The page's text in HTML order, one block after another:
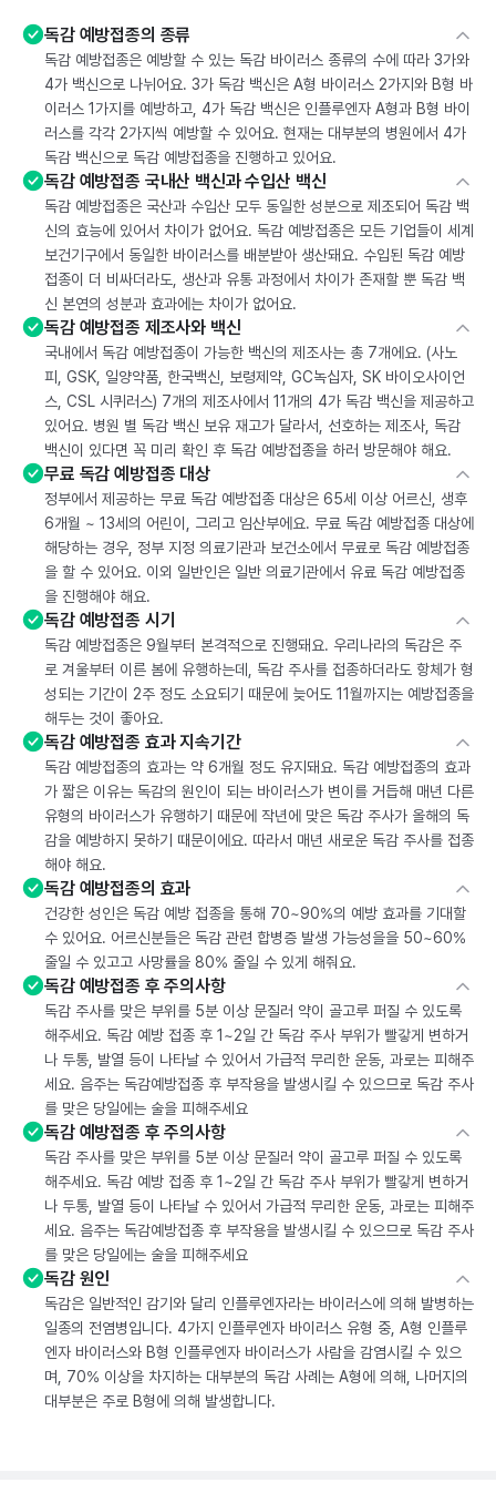
독감 예방접종의 종류
독감 예방접종은 예방할 수 있는 독감 바이러스 종류의 수에 따라 3가와
4가 백신으로 나뉘어요. 3가 독감 백신은 A형 바이러스 2가지와 B형 바
이러스 1가지를 예방하고, 4가 독감 백신은 인플루엔자 A형과 B형 바이
러스를 각각 2가지씩 예방할 수 있어요. 현재는 대부분의 병원에서 4가
독감 백신으로 독감 예방접종을 진행하고 있어요.
독감 예방접종 국내산 백신과 수입산 백신
독감 예방접종은 국산과 수입산 모두 동일한 성분으로 제조되어 독감 백
신의 효능에 있어서 차이가 없어요. 독감 예방접종은 모든 기업들이 세계
보건기구에서 동일한 바이러스를 배분받아 생산돼요. 수입된 독감 예방
접종이 더 비싸더라도, 생산과 유통 과정에서 차이가 존재할 뿐 독감 백
신 본연의 성분과 효과에는 차이가 없어요.
독감 예방접종 제조사와 백신
국내에서 독감 예방접종이 가능한 백신의 제조사는 총 7개에요. (사노
피, GSK, 일양약품, 한국백신, 보령제약, GC녹십자, SK 바이오사이언
스, CSL 시퀴러스) 7개의 제조사에서 11개의 4가 독감 백신을 제공하고
있어요. 병원 별 독감 백신 보유 재고가 달라서, 선호하는 제조사, 독감
백신이 있다면 꼭 미리 확인 후 독감 예방접종을 하러 방문해야 해요.
무료 독감 예방접종 대상
정부에서 제공하는 무료 독감 예방접종 대상은 65세 이상 어르신, 생후
6개월 ~ 13세의 어린이, 그리고 임산부에요. 무료 독감 예방접종 대상에
해당하는 경우, 정부 지정 의료기관과 보건소에서 무료로 독감 예방접종
을 할 수 있어요. 이외 일반인은 일반 의료기관에서 유료 독감 예방접종
을 진행해야 해요.
독감 예방접종 시기
독감 예방접종은 9월부터 본격적으로 진행돼요. 우리나라의 독감은 주
로 겨울부터 이른 봄에 유행하는데, 독감 주사를 접종하더라도 항체가 형
성되는 기간이 2주 정도 소요되기 때문에 늦어도 11월까지는 예방접종을
해두는 것이 좋아요.
독감 예방접종 효과 지속기간
독감 예방접종의 효과는 약 6개월 정도 유지돼요. 독감 예방접종의 효과
가 짧은 이유는 독감의 원인이 되는 바이러스가 변이를 거듭해 매년 다른
유형의 바이러스가 유행하기 때문에 작년에 맞은 독감 주사가 올해의 독
감을 예방하지 못하기 때문이에요. 따라서 매년 새로운 독감 주사를 접종
해야 해요.
독감 예방접종의 효과
건강한 성인은 독감 예방 접종을 통해 70~90%의 예방 효과를 기대할
수 있어요. 어르신분들은 독감 관련 합병증 발생 가능성을을 50~60%
줄일 수 있고고 사망률을 80% 줄일 수 있게 해줘요.
독감 예방접종 후 주의사항
독감 주사를 맞은 부위를 5분 이상 문질러 약이 골고루 퍼질 수 있도록
해주세요. 독감 예방 접종 후 1~2일 간 독감 주사 부위가 빨갛게 변하거
나 두통, 발열 등이 나타날 수 있어서 가급적 무리한 운동, 과로는 피해주
세요. 음주는 독감예방접종 후 부작용을 발생시킬 수 있으므로 독감 주사
를 맞은 당일에는 술을 피해주세요
독감 예방접종 후 주의사항
독감 주사를 맞은 부위를 5분 이상 문질러 약이 골고루 퍼질 수 있도록
해주세요. 독감 예방 접종 후 1~2일 간 독감 주사 부위가 빨갛게 변하거
나 두통, 발열 등이 나타날 수 있어서 가급적 무리한 운동, 과로는 피해주
세요. 음주는 독감예방접종 후 부작용을 발생시킬 수 있으므로 독감 주사
를 맞은 당일에는 술을 피해주세요
독감 원인
독감은 일반적인 감기와 달리 인플루엔자라는 바이러스에 의해 발병하는
일종의 전염병입니다. 4가지 인플루엔자 바이러스 유형 중, A형 인플루
엔자 바이러스와 B형 인플루엔자 바이러스가 사람을 감염시킬 수 있으
며, 70% 이상을 차지하는 대부분의 독감 사례는 A형에 의해, 나머지의
대부분은 주로 B형에 의해 발생합니다.